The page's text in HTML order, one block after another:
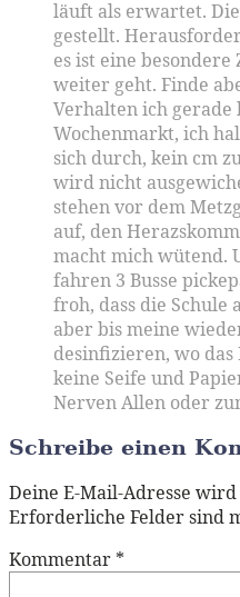
läuft als erwartet.
gestellt.
es ist eine
weiter geht. Finde
Verhalten ich gerade
Wochenmarkt, ich
sich durch, kein cm
wird nicht
stehen vor dem
auf, den
macht mich wütend.
fahren 3 Busse
froh, dass die Schule
aber bis meine
desinfizieren, wo
keine Seife und
Nerven Allen oder
Schreibe einen
Deine E-Mail-Adresse
Erforderliche Felder sind
Kommentar *